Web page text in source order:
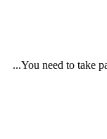
You need to take